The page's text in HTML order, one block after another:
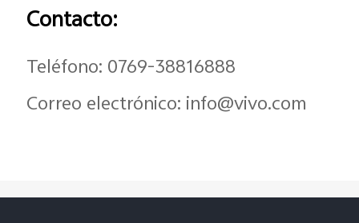
Contacto:
Teléfono: 0769-38816888
Correo electrónico: info@vivo.com